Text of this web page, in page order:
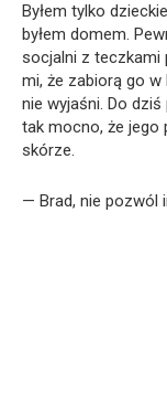
Byłem tylko
byłem domem.
socjalni z teczkami
mi, że zabiorą go
nie wyjaśni. Do
tak mocno, że jego
skórze.
— Brad, nie pozwól